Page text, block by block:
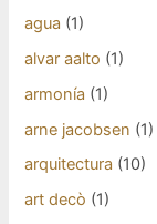
agua (1)
alvar aalto (1)
armonía (1)
arne jacobsen (1)
arquitectura (10)
art decò (1)